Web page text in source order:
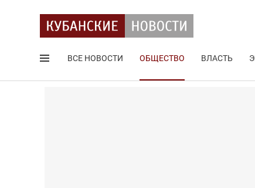
ВСЕ НОВОСТИ ОБЩЕСТВО ВЛАСТЬ